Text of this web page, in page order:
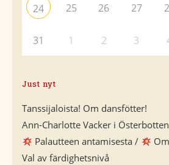
24 25 26 27
31 1 2 3
Just nyt
Tanssijaloista! Om dansfötter!
Ann-Charlotte Vacker i
Palautteen antamisesta /
Val av färdighetsnivå